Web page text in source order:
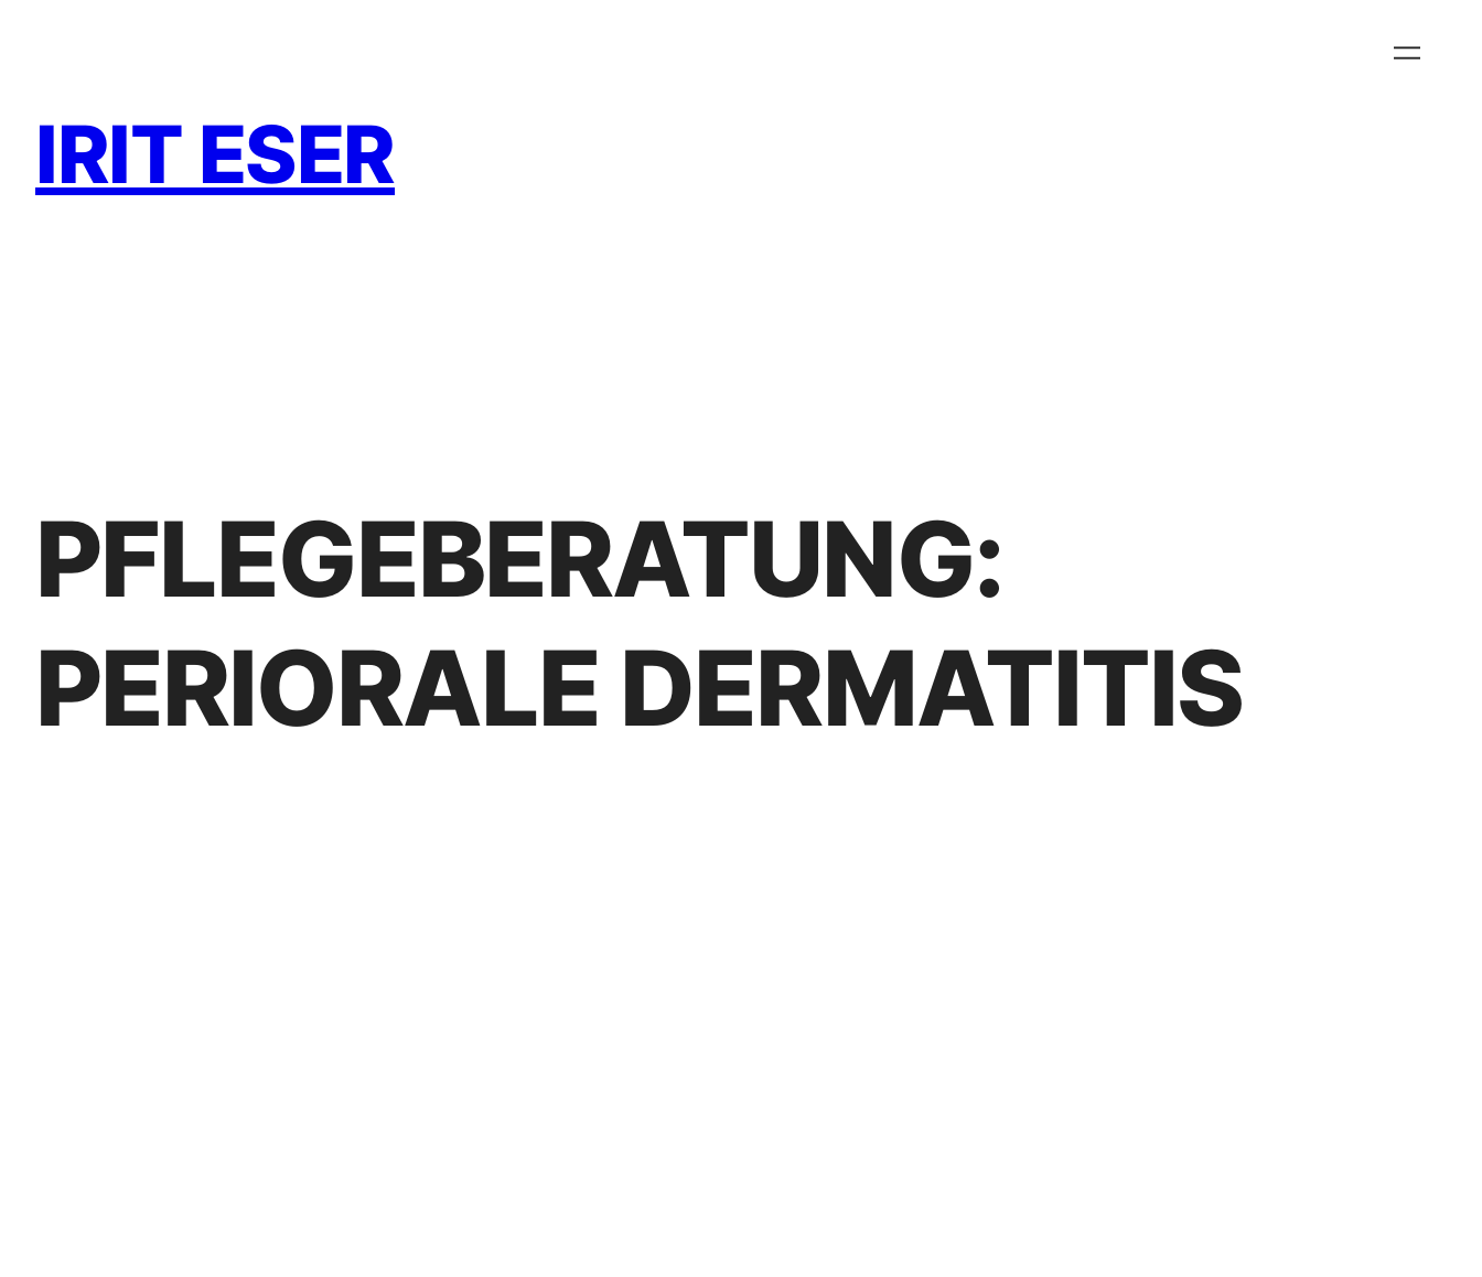
IRIT ESER
PFLEGEBERATUNG:
PERIORALE DERMATITIS